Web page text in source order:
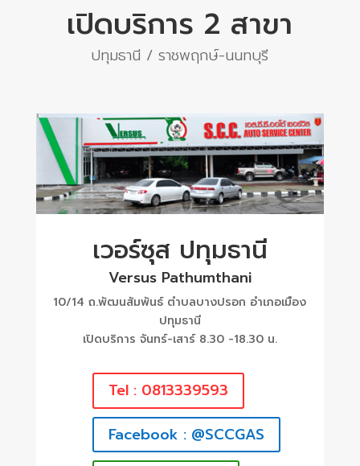
เปิดบริการ 2 สาขา
ปทุมธานี / ราชพฤกษ์-นนทบุรี
เวอร์ซุส ปทุมธานี
Versus Pathumthani
10/14 ถ.พัฒนสัมพันธ์ ตำบลบางปรอก อำเภอเมือง
ปทุมธานี
เปิดบริการ จันทร์-เสาร์ 8.30 -18.30 น.
Tel : 0813339593
Facebook : @SCCGAS